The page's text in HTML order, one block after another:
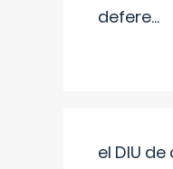
defere...
el DIU